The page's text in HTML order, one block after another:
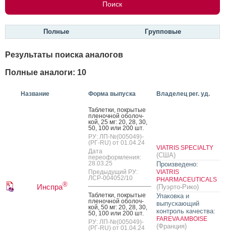
Полные Групповые
Результаты поиска аналогов
Полные аналоги: 10
Название Форма выпуска Владелец рег. уд.
Инспра®
Таб­летки, пок­ры­тые
пле­ноч­ной обо­лоч­
кой, 25 мг: 20, 28, 30,
50, 100 или 200 шт.
РУ: ЛП-№(005049)-
(РГ-RU) от 01.04.24
Дата
переоформления:
28.03.25
Предыдущий РУ:
ЛСР-004052/10
Таб­летки, пок­ры­тые
пле­ноч­ной обо­лоч­
кой, 50 мг: 20, 28, 30,
50, 100 или 200 шт.
РУ: ЛП-№(005049)-
(РГ-RU) от 01.04.24
VIATRIS SPECIALTY
(США)
Произведено:
VIATRIS
PHARMACEUTICALS
(Пуэрто-Рико)
Упаковка и
выпускающий
контроль качества:
FAREVA AMBOISE
(Франция)